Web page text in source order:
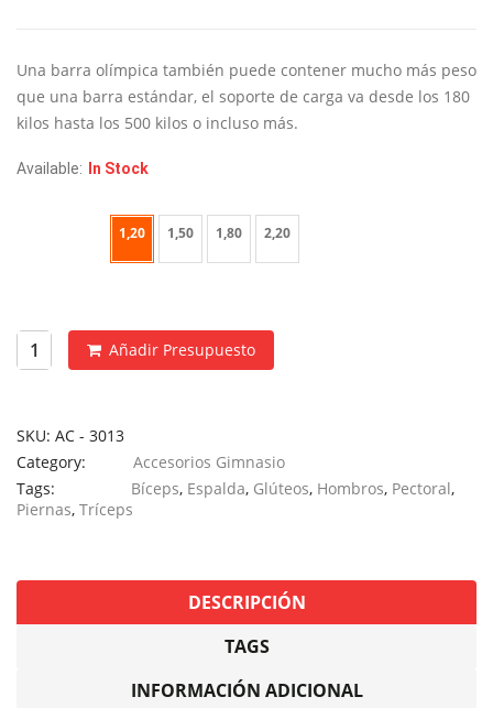
desde
€45
hasta
Una barra olímpica también puede contener mucho más peso
que una barra estándar, el soporte de carga va desde los 180
kilos hasta los 500 kilos o incluso más.
Available: In Stock
1,20 1,50 1,80 2,20
Añadir Presupuesto
SKU: AC - 3013
Category:
Accesorios Gimnasio
Tags:
Bíceps, Espalda, Glúteos, Hombros, Pectoral,
Piernas, Tríceps
DESCRIPCIÓN
TAGS
INFORMACIÓN ADICIONAL